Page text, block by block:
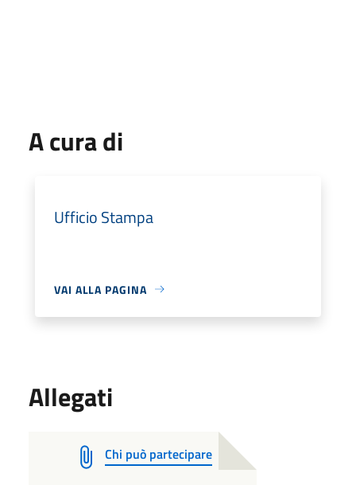
A cura di
Ufficio Stampa
VAI ALLA PAGINA
Allegati
Chi può partecipare